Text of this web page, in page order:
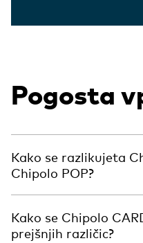
Pogosta
Kako se razlikujeta
Chipolo POP?
Kako se Chipolo
prejšnjih različic?